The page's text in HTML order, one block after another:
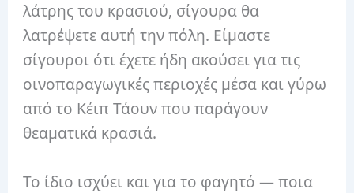
λάτρης του κρασιού, σίγουρα θα
λατρέψετε αυτή την πόλη. Είμαστε
σίγουροι ότι έχετε ήδη ακούσει για τις
οινοπαραγωγικές περιοχές μέσα και γύρω
από το Κέιπ Τάουν που παράγουν
θεαματικά κρασιά.
Το ίδιο ισχύει και για το φαγητό — ποια